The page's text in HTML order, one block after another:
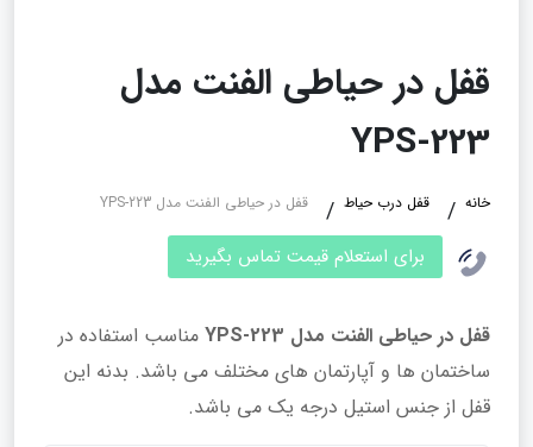
قفل در حیاطی الفنت مدل
YPS-223
خانه قفل درب حیاط قفل در حیاطی الفنت مدل YPS-223
برای استعلام قیمت تماس بگیرید
قفل در حیاطی الفنت مدل YPS-223
مناسب استفاده در
ساختمان‌ ها و آپارتمان‌ های مختلف می باشد. بدنه این
قفل از جنس استیل درجه یک می باشد.